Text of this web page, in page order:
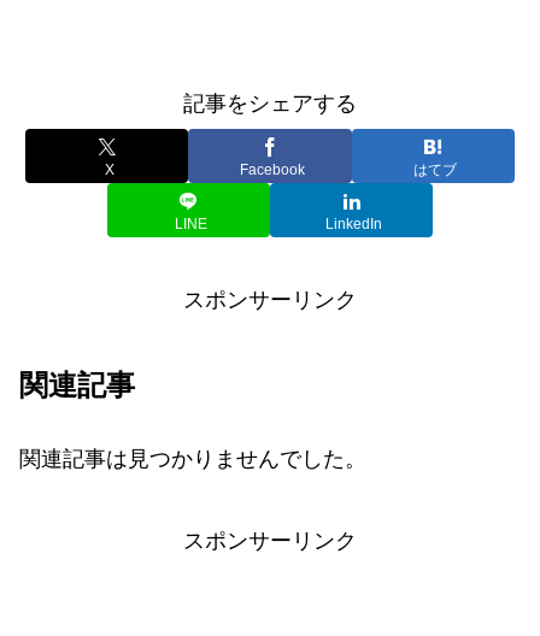
記事をシェアする
X Facebook はてブ
LINE LinkedIn
スポンサーリンク
関連記事
関連記事は見つかりませんでした。
スポンサーリンク